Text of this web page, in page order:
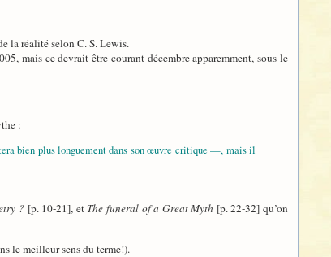
la réalité selon C. S. Lewis.
mais ce devrait être courant décembre apparemment, sous le
:
bien plus longuement dans son œuvre critique —, mais il
? [p. 10-21], et The funeral of a Great Myth [p. 22-32] qu’on
le meilleur sens du terme!).